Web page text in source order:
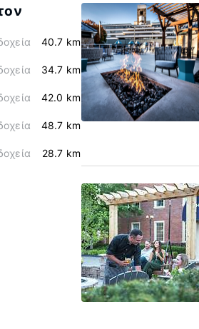
40.7 km
34.7 km
42.0 km
48.7 km
28.7 km